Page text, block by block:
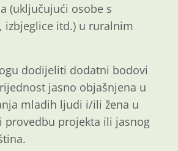
(uključujući osobe s
izbjeglice itd.) u ruralnim
dodijeliti dodatni bodovi
jasno objašnjena u
mladih ljudi i/ili žena u
provedbu projekta ili jasnog